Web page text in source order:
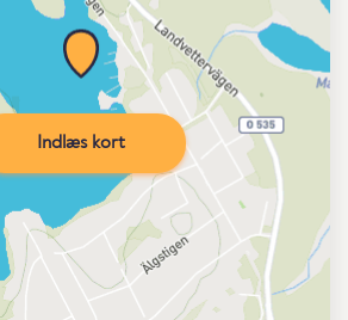
Indlæs kort